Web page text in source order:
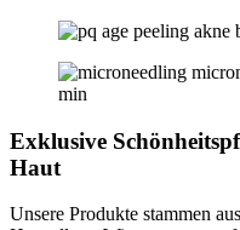
Exklusive
Haut
Unsere Produkte stammen